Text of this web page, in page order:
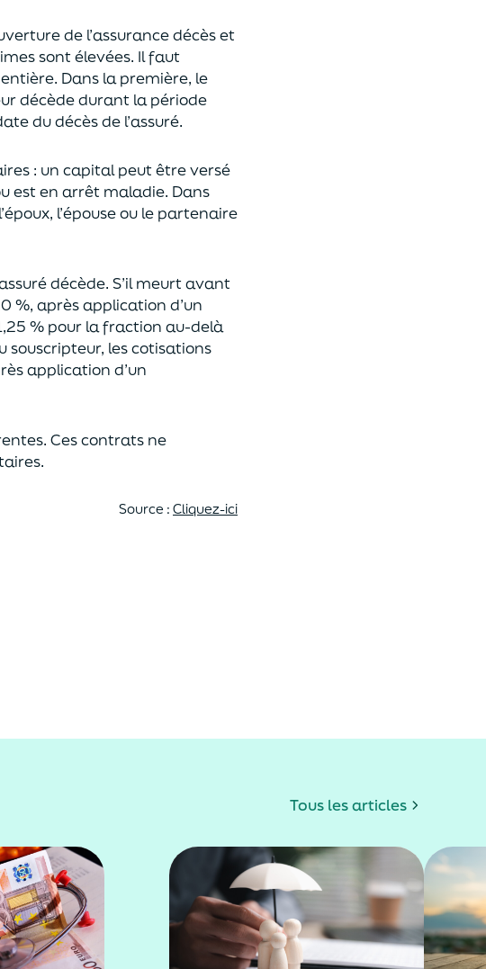
de l’assurance décès et
sont élevées. Il faut
Dans la première, le
décède durant la période
du décès de l’assuré.
: un capitalpeut être versé
est en arrêt maladie. Dans
l’épouse ou le partenaire
décède. S’il meurt avant
%, après application d’un
% pour la fraction au-delà
souscripteur, les cotisations
application d’un
Ces contrats ne
Source : Cliquez-ici
Tous les articles